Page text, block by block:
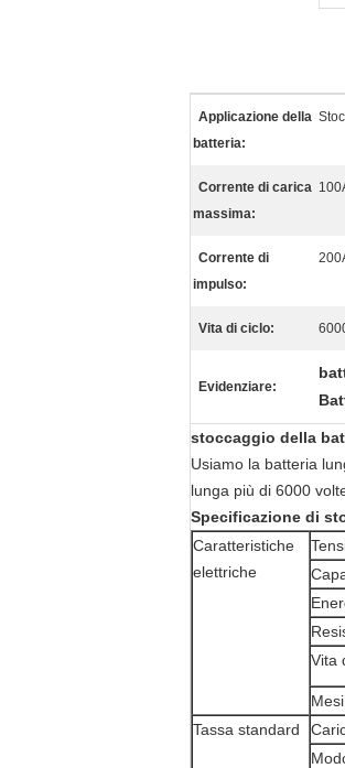
Applicazione della
batteria:
Corrente di carica
massima:
Corrente di
impulso:
Vita di ciclo:
Evidenziare:
stoccaggio della
Usiamo la batteria
lunga più di 6000
Specificazione di
Caratteristiche
elettriche
Vita
Tassa standard